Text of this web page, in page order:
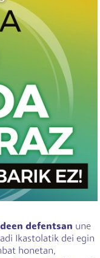
defentsan une
Ikastolatik dei egin
honetan,